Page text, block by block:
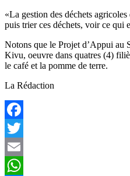
«La gestion des déchets
puis trier ces déchets, voir ce qui
Notons que le Projet d’Appui au
Kivu, oeuvre dans quatres (4)
le café et la pomme de terre.
La Rédaction
Facebook
Twitter
Email